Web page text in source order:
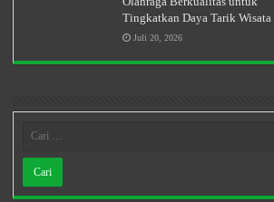
Tingkatkan Daya Tarik Wisata
Juli 20, 2026